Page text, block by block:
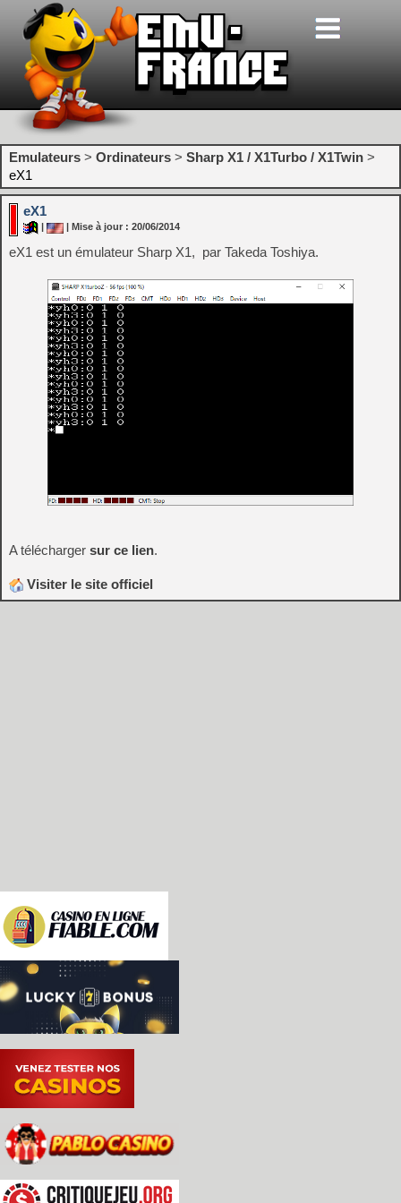
Emulateurs > Ordinateurs > Sharp X1 / X1Turbo / X1Twin >
eX1
eX1
| Mise à jour : 20/06/2014
eX1 est un émulateur Sharp X1, par Takeda Toshiya.
A télécharger sur ce lien.
Visiter le site officiel